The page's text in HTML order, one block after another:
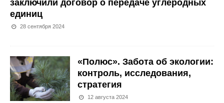
заключили договор о передаче углеродных
единиц
28 сентября 2024
«Полюс». Забота об экологии:
контроль, исследования,
стратегия
12 августа 2024